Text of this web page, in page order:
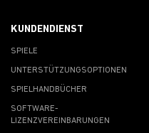
KUNDENDIENST
SPIELE
UNTERSTÜTZUNGSOPTIONEN
SPIELHANDBÜCHER
SOFTWARE-
LIZENZVEREINBARUNGEN